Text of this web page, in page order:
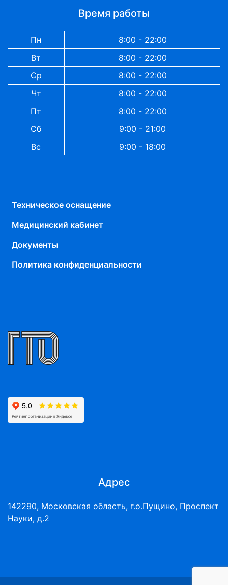
Время работы
Пн
8:00 - 22:00
Вт
8:00 - 22:00
Ср
8:00 - 22:00
Чт
8:00 - 22:00
Пт
8:00 - 22:00
Сб
9:00 - 21:00
Вс
9:00 - 18:00
Техническое оснащение
Медицинский кабинет
Документы
Политика конфиденциальности
Адрес
142290, Московская область, г.о.Пущино, Проспект
Науки, д.2